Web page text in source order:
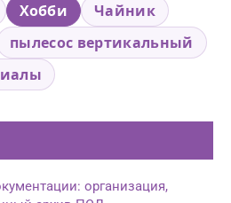
Хобби
Чайник
пылесос вертикальный
организация,